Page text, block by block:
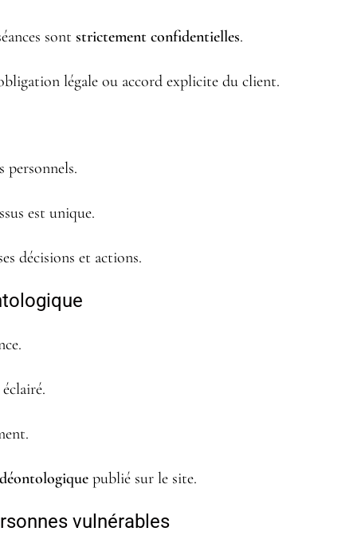
sont strictement confidentielles.
légale ou accord explicite du client.
personnels.
est unique.
décisions et actions.
publié sur le site.
vulnérables